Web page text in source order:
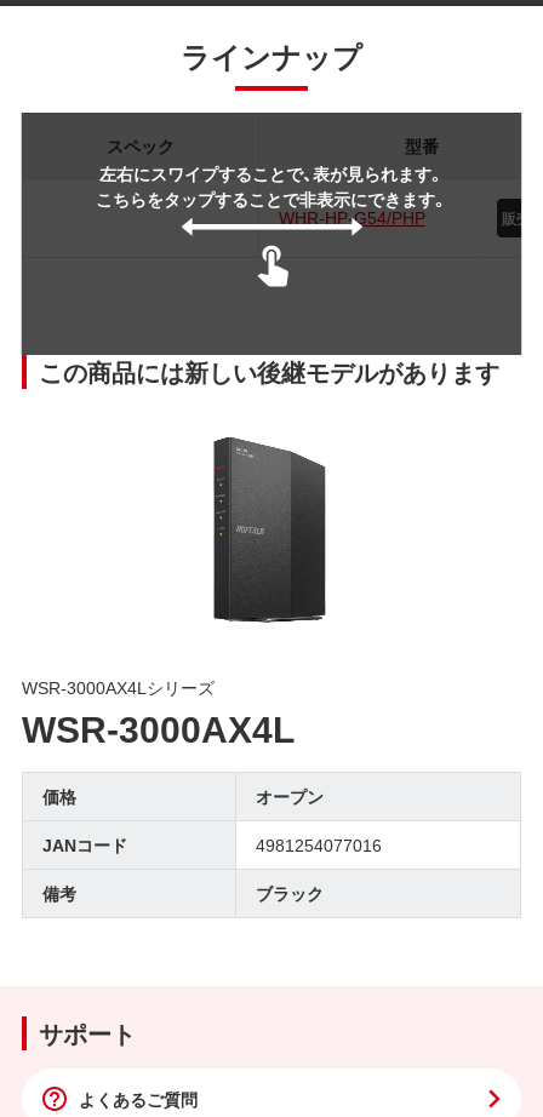
ラインナップ
左右にスワイプすることで、表が見られます。
こちらをタップすることで非表示にできます。
スペック 型番
WHR-HP-G54/PHP
この商品には新しい後継モデルがあります
WSR-3000AX4Lシリーズ
WSR-3000AX4L
価格
オープン
JANコード
4981254077016
備考
ブラック
サポート
よくあるご質問